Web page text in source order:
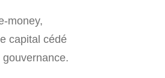
money,
capital cédé